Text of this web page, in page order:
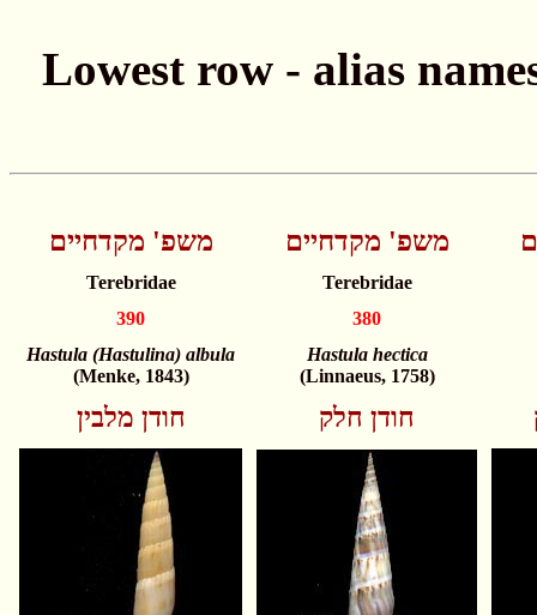
משפ' מקדחיים משפ' מקדחיים
Terebridae
Terebridae
390
380
Hastula (Hastulina) albula
(Menke, 1843)
Hastula hectica
(Linnaeus, 1758)
חודן מלבין חודן חלק